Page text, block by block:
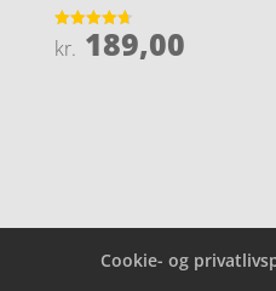
Vurderet
4.7
kr. 189,00
Cookie- og